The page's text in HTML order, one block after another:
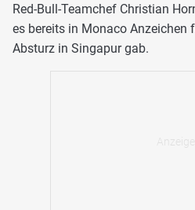
Red-Bull-Teamchef Christian
es bereits in Monaco Anzeichen
Absturz in Singapur gab.